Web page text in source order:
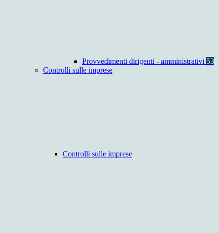
Provvedimenti dirigenti - amministrativi 53
Controlli sulle imprese
Controlli sulle imprese